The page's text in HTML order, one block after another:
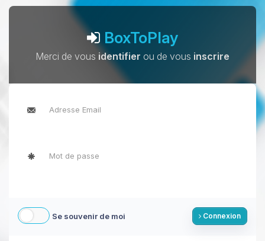
BoxToPlay
Merci de vous identifier ou de vous inscrire
Se souvenir de moi Connexion